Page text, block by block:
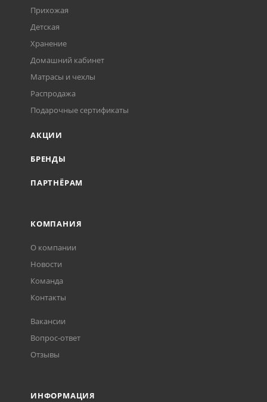
Прихожая
Детская
Хранение
Домашний кабинет
Матрасы и чехлы
Распродажа
Подарочные сертификаты
АКЦИИ
БРЕНДЫ
ПАРТНЁРАМ
КОМПАНИЯ
О компании
Новости
Команда
Контакты
Вакансии
Вопрос-ответ
Отзывы
ИНФОРМАЦИЯ